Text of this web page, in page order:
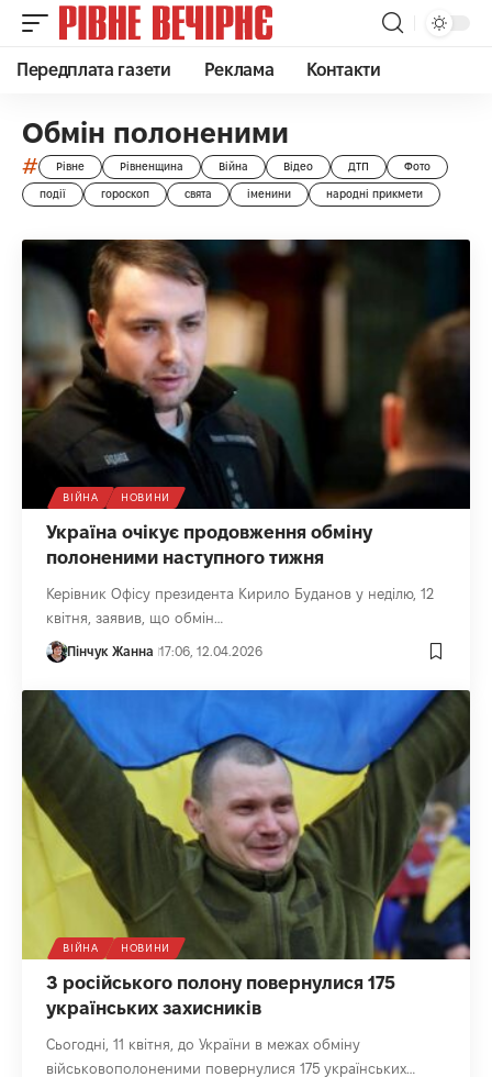
Передплата газети Реклама Контакти
Обмін полоненими
# Рівне Рівненщина Війна Відео ДТП Фото
події гороскоп свята іменини народні прикмети
ВІЙНА НОВИНИ
Україна очікує продовження обміну
полоненими наступного тижня
Керівник Офісу президента Кирило Буданов у неділю, 12
квітня, заявив, що обмін…
Пінчук Жанна 17:06, 12.04.2026
ВІЙНА НОВИНИ
З російського полону повернулися 175
українських захисників
Сьогодні, 11 квітня, до України в межах обміну
військовополоненими повернулися 175 українських…